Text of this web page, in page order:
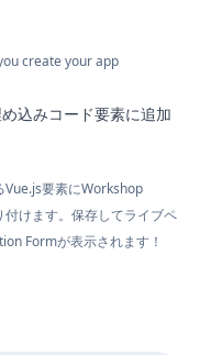
create your app
込みコード要素に追加
Vue.js要素にWorkshop
けます。保存してライブペ
Formが表示されます！